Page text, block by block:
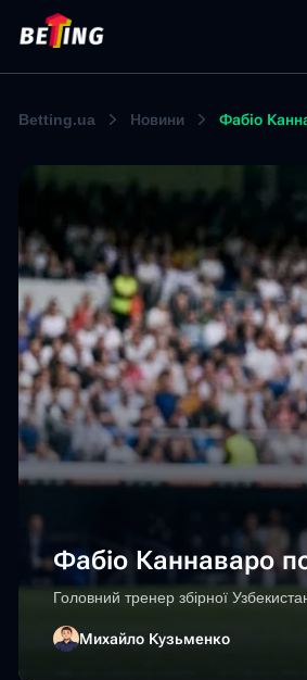
Betting.ua Новини Фабіо
Фабіо Каннаваро
Головний тренер збірної
Михайло Кузьменко